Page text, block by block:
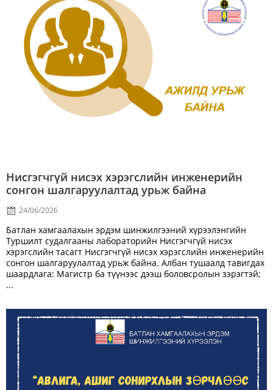
Нисгэгчгүй нисэх хэрэгслийн инженерийн
сонгон шалгаруулалтад урьж байна
24/06/2026
Батлан хамгаалахын эрдэм шинжилгээний хүрээлэнгийн
Туршилт судалгааны лабораторийн Нисгэгчгүй нисэх
хэрэгслийн тасагт Нисгэгчгүй нисэх хэрэгслийн инженерийн
сонгон шалгаруулалтад урьж байна. Албан тушаалд тавигдах
шаардлага: Магистр ба түүнээс дээш боловсролын зэрэгтэй;
...